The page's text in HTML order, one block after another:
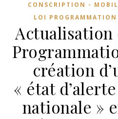
CONSCRIPTION -
LOI
Actualisation
création
« état
nationale »